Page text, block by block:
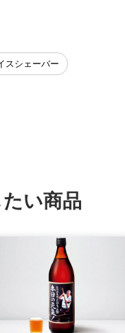
スシェーバー
い商品